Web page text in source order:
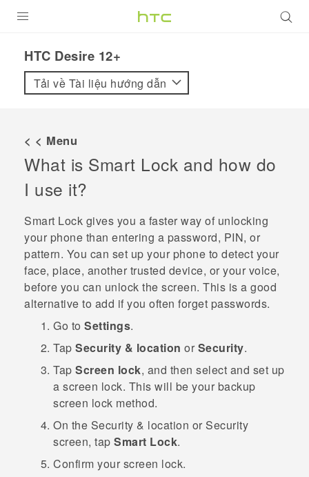
VIVE
VIVERSE
ỨNG DỤNG
HỖ TRỢ
HTC Desire 12+‎
Tải về Tài liệu hướng dẫn
< < Menu
What is Smart Lock and how do
I use it?
Smart Lock gives you a faster way of unlocking
your phone than entering a password, PIN, or
pattern. You can set up your phone to detect your
face, place, another trusted device, or your voice,
before you can unlock the screen. This is a good
alternative to add if you often forget passwords.
Go to Settings.
Tap Security & location or Security.
Tap Screen lock, and then select and set up
a screen lock. This will be your backup
screen lock method.
On the Security & location or Security
screen, tap Smart Lock.
Confirm your screen lock.